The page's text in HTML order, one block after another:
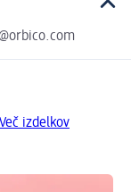
Več izdelkov